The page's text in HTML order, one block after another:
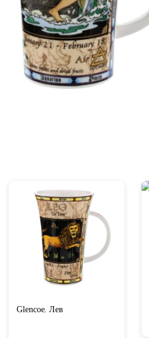
Glencoe. Лев